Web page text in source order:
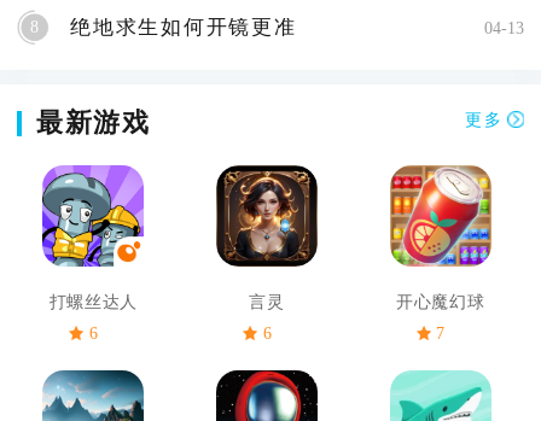
8 绝地求生如何开镜更准 04-13
最新游戏 更多
打螺丝达人
6
言灵
6
开心魔幻球
7